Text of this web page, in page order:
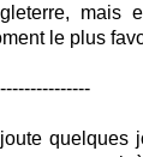
mais
le plus
quelques